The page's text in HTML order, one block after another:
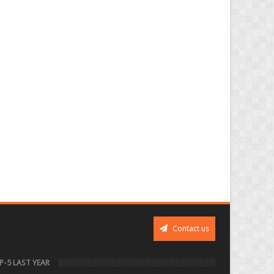
Contact us
5 LAST YEAR